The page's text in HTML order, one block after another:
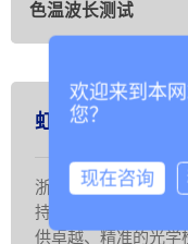
色温波长测试
虹谱公司简介
浙江虹谱光色科技有
持着对光学检测技术
供卓越、精准的光学
欢迎来到本
您？
现在咨询